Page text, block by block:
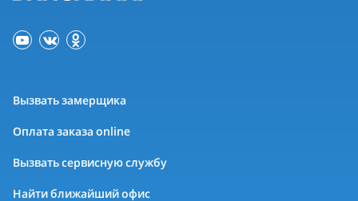
Вызвать замерщика
Оплата заказа online
Вызвать сервисную службу
Найти ближайший офис